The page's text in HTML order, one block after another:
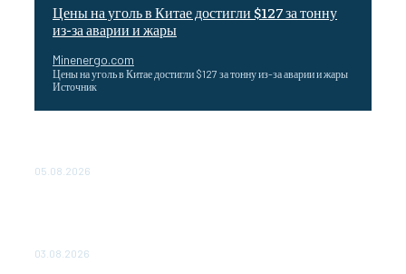
Цены на уголь в Китае достигли $127 за тонну
из-за аварии и жары
Minenergo.com
Цены на уголь в Китае достигли $127 за тонну из-за аварии и жары
Источник
05.08.2026
03.08.2026